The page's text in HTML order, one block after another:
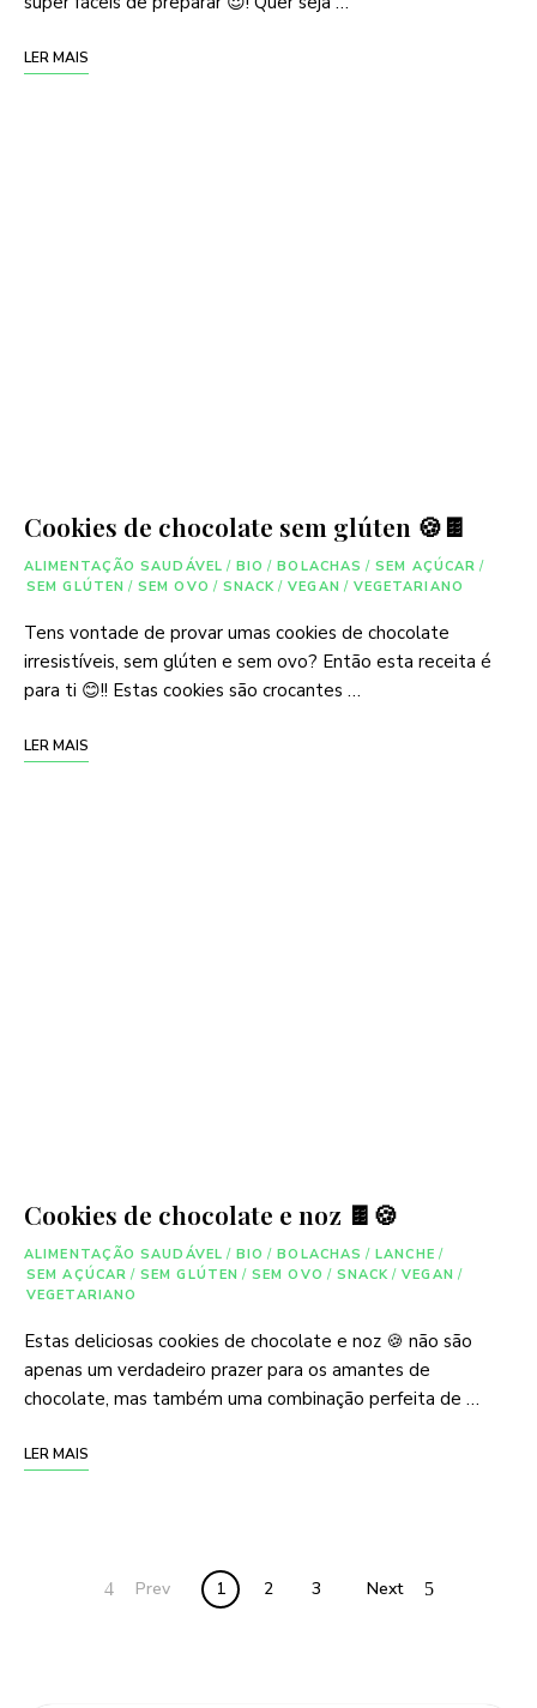
LER MAIS
Cookies de chocolate sem glúten 🍪🍫
ALIMENTAÇÃO SAUDÁVEL / BIO / BOLACHAS / SEM AÇÚCAR /
SEM GLÚTEN / SEM OVO / SNACK / VEGAN / VEGETARIANO
Tens vontade de provar umas cookies de chocolate
irresistíveis, sem glúten e sem ovo? Então esta receita é
para ti 😊!! Estas cookies são crocantes …
LER MAIS
Cookies de chocolate e noz 🍫🍪
ALIMENTAÇÃO SAUDÁVEL / BIO / BOLACHAS / LANCHE /
SEM AÇÚCAR / SEM GLÚTEN / SEM OVO / SNACK / VEGAN /
VEGETARIANO
Estas deliciosas cookies de chocolate e noz 🍪 não são
apenas um verdadeiro prazer para os amantes de
chocolate, mas também uma combinação perfeita de …
LER MAIS
Prev 1 2 3 Next